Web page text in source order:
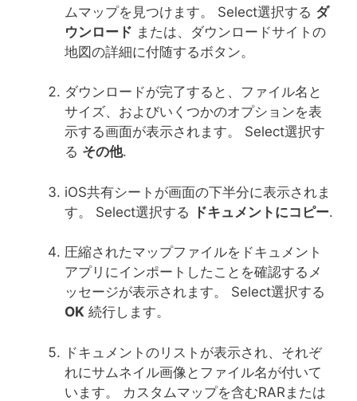
ムマップを見つけます。 Select選択する ダ
ウンロード または、ダウンロードサイトの
地図の詳細に付随するボタン。
ダウンロードが完了すると、ファイル名と
サイズ、およびいくつかのオプションを表
示する画面が表示されます。 Select選択す
る その他.
iOS共有シートが画面の下半分に表示されま
す。 Select選択する
ドキュメントにコピー.
圧縮されたマップファイルをドキュメント
アプリにインポートしたことを確認するメ
ッセージが表示されます。 Select選択する
OK 続行します。
ドキュメントのリストが表示され、それぞ
れにサムネイル画像とファイル名が付いて
います。 カスタムマップを含むRARまたは